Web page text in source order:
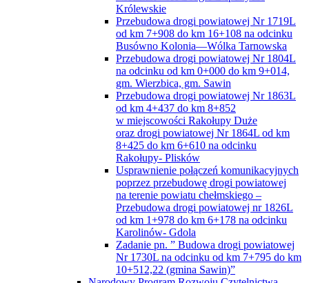
Królewskie
Przebudowa drogi powiatowej Nr 1719L
od km 7+908 do km 16+108 na odcinku
Busówno Kolonia—Wólka Tarnowska
Przebudowa drogi powiatowej Nr 1804L
na odcinku od km 0+000 do km 9+014,
gm. Wierzbica, gm. Sawin
Przebudowa drogi powiatowej Nr 1863L
od km 4+437 do km 8+852
w miejscowości Rakołupy Duże
oraz drogi powiatowej Nr 1864L od km
8+425 do km 6+610 na odcinku
Rakołupy- Plisków
Usprawnienie połączeń komunikacyjnych
poprzez przebudowę drogi powiatowej
na terenie powiatu chełmskiego –
Przebudowa drogi powiatowej nr 1826L
od km 1+978 do km 6+178 na odcinku
Karolinów- Gdola
Zadanie pn. ” Budowa drogi powiatowej
Nr 1730L na odcinku od km 7+795 do km
10+512,22 (gmina Sawin)”